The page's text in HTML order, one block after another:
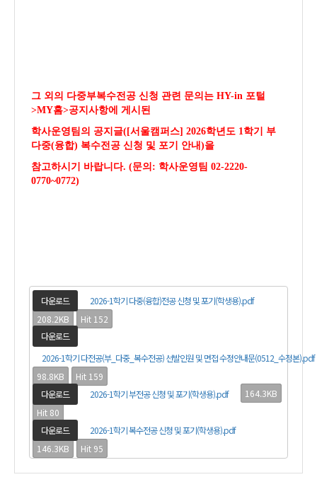
그 외의 다중부복수전공 신청 관련 문의는 HY-in 포털
>MY홈>공지사항에 게시된
학사운영팀의 공지글([서울캠퍼스] 2026학년도 1학기 부
다중(융합) 복수전공 신청 및 포기 안내)을
참고하시기 바랍니다. (문의: 학사운영팀 02-2220-
0770~0772)
다운로드
2026-1학기 다중(융합)전공 신청 및 포기(학생용).pdf
208.2KB
Hit 152
다운로드
2026-1학기 다전공(부_다중_복수전공) 선발인원 및 면접 수정안내문(0512_수정본).pdf
98.8KB
Hit 159
다운로드
2026-1학기 부전공 신청 및 포기(학생용).pdf
164.3KB
Hit 80
다운로드
2026-1학기 복수전공 신청 및 포기(학생용).pdf
146.3KB
Hit 95